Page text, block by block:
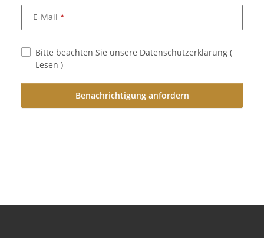
E-Mail
Bitte beachten Sie unsere Datenschutzerklärung (
Lesen )
Benachrichtigung anfordern